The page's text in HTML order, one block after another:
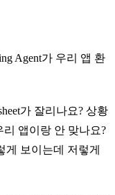
Agent가 우리 앱 환
가 잘리나요? 상황
리 앱이랑 안 맞나요?
보이는데 저렇게